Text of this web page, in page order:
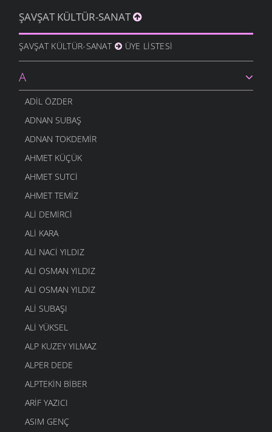
CELALETTIN ALTUN- 20 KASIM 2007
MEREKTE SARI SAMAN
CELALETTIN ALTUN- 19 KASIM 2007
AYAKKABI GEYARIM DA
CELALETTIN ALTUN
AYAĞINDA İKI ÇORAP
ŞAVŞAT KÜLTÜR-SANAT
ŞAVŞAT KÜLTÜR-SANAT ÜYE LISTESI
A
ADIL ÖZDER
ADNAN SUBAŞ
ADNAN TOKDEMIR
AHMET KÜÇÜK
AHMET SUTCI
AHMET TEMIZ
ALI DEMIRCI
ALI KARA
ALI NACI YILDIZ
ALI OSMAN YILDIZ
ALI OSMAN YILDIZ
ALI SUBAŞI
ALI YÜKSEL
ALP KUZEY YILMAZ
ALPER DEDE
ALPTEKIN BIBER
ARIF YAZICI
ASIM GENÇ